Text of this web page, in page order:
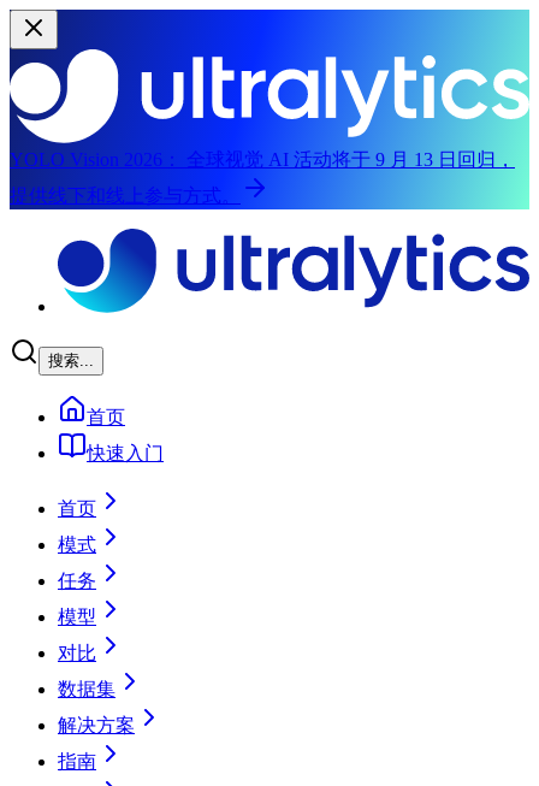
YOLO Vision 2026：
全球视觉 AI 活动将于 9 月 13 日回归，
提供线下和线上参与方式。
搜索...
首页
快速入门
首页
模式
任务
模型
对比
数据集
解决方案
指南